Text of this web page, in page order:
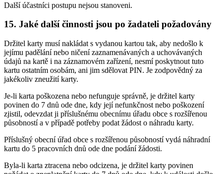
Další účastníci postupu nejsou stanoveni.
15. Jaké další činnosti jsou po žadateli požadovány
Držitel karty musí nakládat s vydanou kartou tak, aby nedošlo k
jejímu padělání nebo ničení zaznamenávaných a uchovávaných
údajů na kartě i na záznamovém zařízení, nesmí poskytnout tuto
kartu ostatním osobám, ani jim sdělovat PIN. Je zodpovědný za
jakékoliv zneužití karty.
Je-li karta poškozena nebo nefunguje správně, je držitel karty
povinen do 7 dnů ode dne, kdy její nefunkčnost nebo poškození
zjistil, odevzdat ji příslušnému obecnímu úřadu obce s rozšířenou
působností a v případě potřeby podat žádost o náhradu karty.
Příslušný obecní úřad obce s rozšířenou působností vydá náhradní
kartu do 5 pracovních dnů ode dne podání žádosti.
Byla-li karta ztracena nebo odcizena, je držitel karty povinen